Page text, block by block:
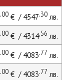
.00€ / 4547.30лв.
.00€ / 4314.56 лв.
.00€ / 4083.77 лв.
.00€ / 4083.77 лв.